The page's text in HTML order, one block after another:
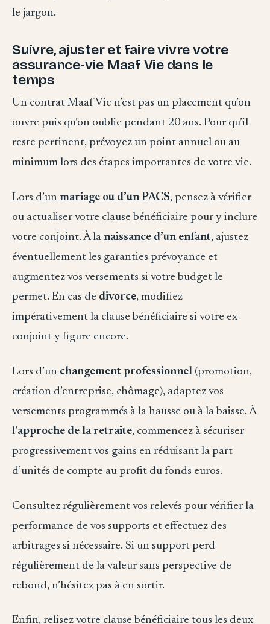
le jargon.
Suivre, ajuster et faire vivre votre
assurance-vie Maaf Vie dans le
temps
Un contrat Maaf Vie n’est pas un placement qu’on
ouvre puis qu’on oublie pendant 20 ans. Pour qu’il
reste pertinent, prévoyez un point annuel ou au
minimum lors des étapes importantes de votre vie.
Lors d’un mariage ou d’un PACS, pensez à vérifier
ou actualiser votre clause bénéficiaire pour y inclure
votre conjoint. À la naissance d’un enfant, ajustez
éventuellement les garanties prévoyance et
augmentez vos versements si votre budget le
permet. En cas de divorce, modifiez
impérativement la clause bénéficiaire si votre ex-
conjoint y figure encore.
Lors d’un changement professionnel (promotion,
création d’entreprise, chômage), adaptez vos
versements programmés à la hausse ou à la baisse. À
l’approche de la retraite, commencez à sécuriser
progressivement vos gains en réduisant la part
d’unités de compte au profit du fonds euros.
Consultez régulièrement vos relevés pour vérifier la
performance de vos supports et effectuez des
arbitrages si nécessaire. Si un support perd
régulièrement de la valeur sans perspective de
rebond, n’hésitez pas à en sortir.
Enfin, relisez votre clause bénéficiaire tous les deux